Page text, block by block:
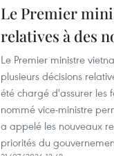
Le Premier
relatives à des
Le Premier ministre
plusieurs décisions
été chargé d'assurer les
nommé vice-ministre
a appelé les nouveaux
priorités du